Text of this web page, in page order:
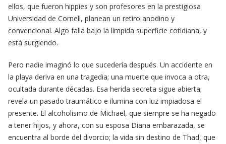
ellos, que fueron hippies y son profesores en la prestigiosa
Universidad de Cornell, planean un retiro anodino y
convencional. Algo falla bajo la límpida superficie cotidiana, y
está surgiendo.
Pero nadie imaginó lo que sucedería después. Un accidente en
la playa deriva en una tragedia; una muerte que invoca a otra,
ocultada durante décadas. Esa herida secreta sigue abierta;
revela un pasado traumático e ilumina con luz impiadosa el
presente. El alcoholismo de Michael, que siempre se ha negado
a tener hijos, y ahora, con su esposa Diana embarazada, se
encuentra al borde del divorcio; la vida sin destino de Thad, que